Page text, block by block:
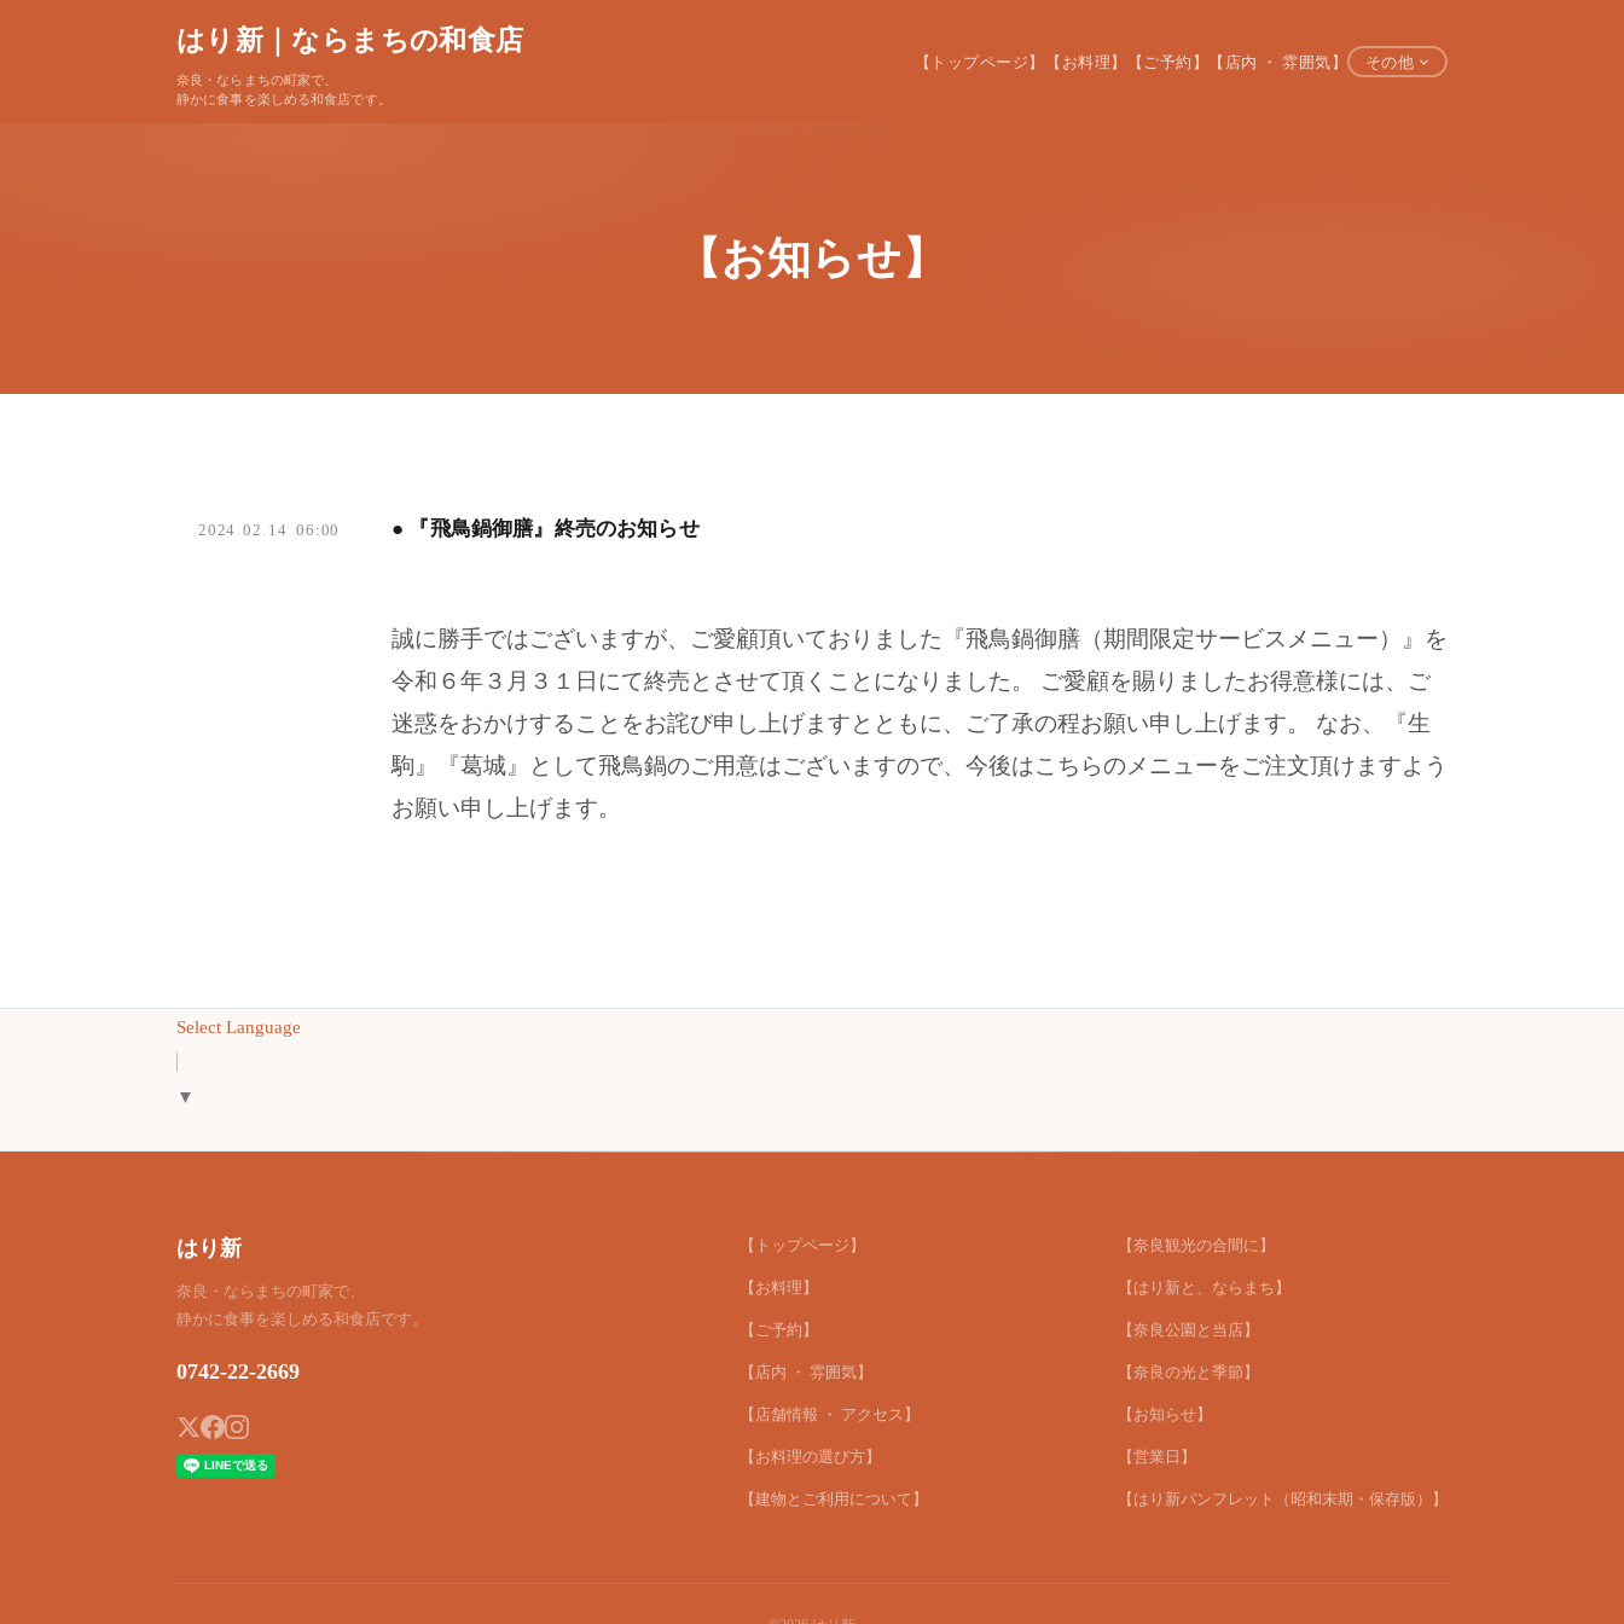
はり新｜ならまちの和食店
奈良・ならまちの町家で、
静かに食事を楽しめる和食店です。
【トップページ】 【お料理】 【ご予約】 【店内 ・ 雰囲気】 その他
【お知らせ】
2024 . 02 . 14 06:00 ● 『飛鳥鍋御膳』終売のお知らせ
誠に勝手ではございますが、ご愛顧頂いておりました『飛鳥鍋御膳（期間限定サービスメニュー）』を
令和６年３月３１日にて終売とさせて頂くことになりました。 ご愛顧を賜りましたお得意様には、ご
迷惑をおかけすることをお詫び申し上げますとともに、ご了承の程お願い申し上げます。 なお、『生
駒』『葛城』として飛鳥鍋のご用意はございますので、今後はこちらのメニューをご注文頂けますよう
お願い申し上げます。
Select Language
▼
はり新
奈良・ならまちの町家で、
静かに食事を楽しめる和食店です。
0742-22-2669
【トップページ】
【お料理】
【ご予約】
【店内 ・ 雰囲気】
【店舗情報 ・ アクセス】
【お料理の選び方】
【建物とご利用について】
【奈良観光の合間に】
【はり新と、ならまち】
【奈良公園と当店】
【奈良の光と季節】
【お知らせ】
【営業日】
【はり新パンフレット（昭和末期・保存版）】